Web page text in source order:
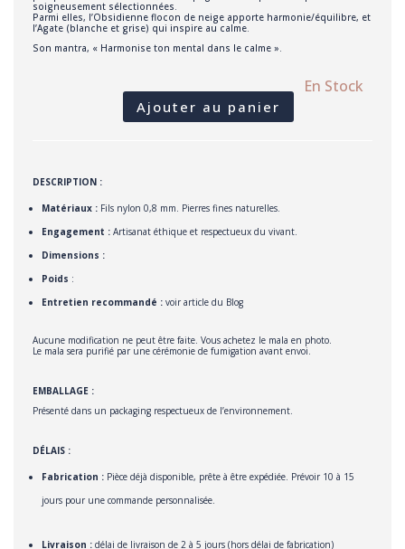
soigneusement sélectionnées.
Parmi elles, l’Obsidienne flocon de neige apporte harmonie/équilibre, et
l’Agate (blanche et grise) qui inspire au calme.
Son mantra, « Harmonise ton mental dans le calme ».
QUANTITÉ
DE
BLANCHE
GRISE
Ajouter au panier
DESCRIPTION :
Matériaux : Fils nylon 0,8 mm. Pierres fines naturelles.
Engagement :Artisanat éthique et respectueux du vivant.
Dimensions :
Poids :
Entretien recommandé : voir article du Blog
Aucune modification ne peut être faite. Vous achetez le mala en photo.
Le mala sera purifié par une cérémonie de fumigation avant envoi.
EMBALLAGE :
Présenté dans un packaging respectueux de l’environnement.
DÉLAIS :
Fabrication :Pièce déjà disponible, prête à être expédiée. Prévoir 10 à 15
jours pour une commande personnalisée.
Livraison :délai de livraison de 2 à 5 jours (hors délai de fabrication)